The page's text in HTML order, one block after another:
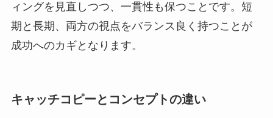
ィングを見直しつつ、一貫性も保つことです。短
期と長期、両方の視点をバランス良く持つことが
成功へのカギとなります。
キャッチコピーとコンセプトの違い